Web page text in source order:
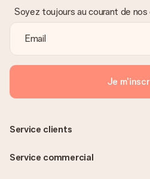
Soyez toujours au courant de
Je
Service clients
Service commercial